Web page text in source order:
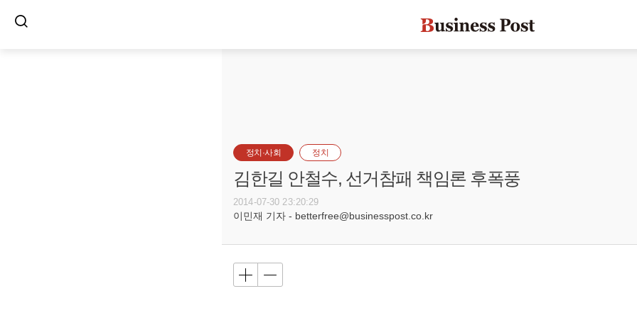
정치·사회 정치
김한길 안철수, 선거참패 책임론 후폭풍
2014-07-30 23:20:29
이민재 기자 - betterfree@businesspost.co.kr